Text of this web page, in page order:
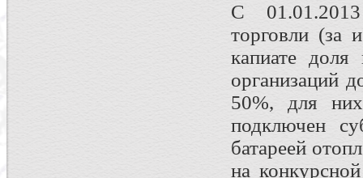
С 01.01.2013
торговли (за
капиате доля
организаций
50%, для
подключен
батареей
на